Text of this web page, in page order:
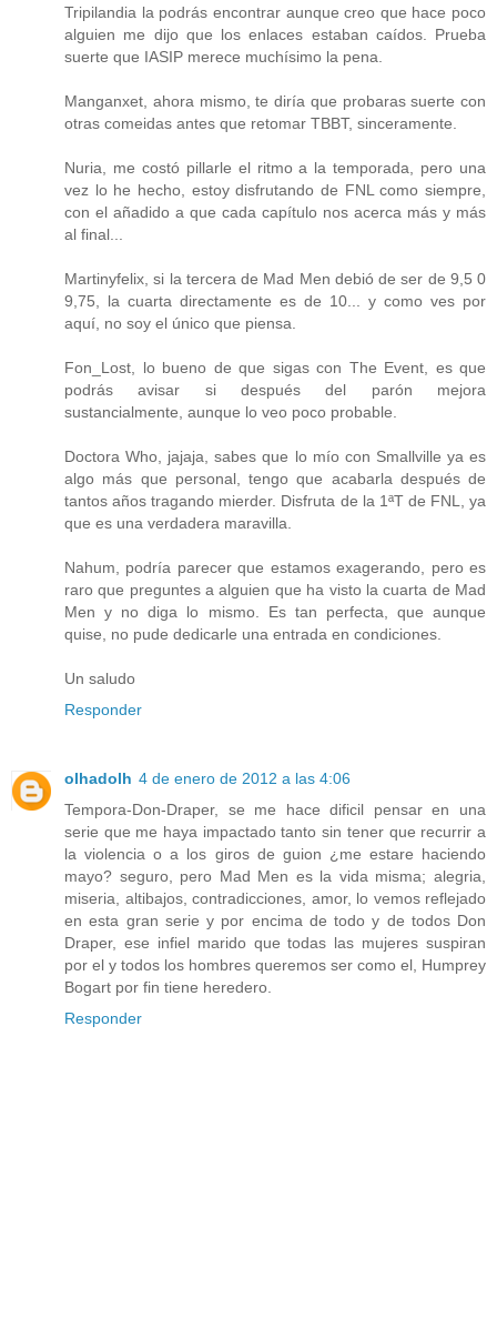
Tripilandia la podrás encontrar aunque creo que hace poco
alguien me dijo que los enlaces estaban caídos. Prueba
suerte que IASIP merece muchísimo la pena.
Manganxet, ahora mismo, te diría que probaras suerte con
otras comeidas antes que retomar TBBT, sinceramente.
Nuria, me costó pillarle el ritmo a la temporada, pero una
vez lo he hecho, estoy disfrutando de FNL como siempre,
con el añadido a que cada capítulo nos acerca más y más
al final...
Martinyfelix, si la tercera de Mad Men debió de ser de 9,5 0
9,75, la cuarta directamente es de 10... y como ves por
aquí, no soy el único que piensa.
Fon_Lost, lo bueno de que sigas con The Event, es que
podrás avisar si después del parón mejora
sustancialmente, aunque lo veo poco probable.
Doctora Who, jajaja, sabes que lo mío con Smallville ya es
algo más que personal, tengo que acabarla después de
tantos años tragando mierder. Disfruta de la 1ªT de FNL, ya
que es una verdadera maravilla.
Nahum, podría parecer que estamos exagerando, pero es
raro que preguntes a alguien que ha visto la cuarta de Mad
Men y no diga lo mismo. Es tan perfecta, que aunque
quise, no pude dedicarle una entrada en condiciones.
Un saludo
Responder
olhadolh 4 de enero de 2012 a las 4:06
Tempora-Don-Draper, se me hace dificil pensar en una
serie que me haya impactado tanto sin tener que recurrir a
la violencia o a los giros de guion ¿me estare haciendo
mayo? seguro, pero Mad Men es la vida misma; alegria,
miseria, altibajos, contradicciones, amor, lo vemos reflejado
en esta gran serie y por encima de todo y de todos Don
Draper, ese infiel marido que todas las mujeres suspiran
por el y todos los hombres queremos ser como el, Humprey
Bogart por fin tiene heredero.
Responder